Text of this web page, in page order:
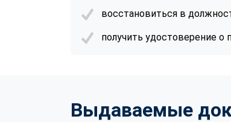
восстановиться в
получить удостоверение
Выдаваемые